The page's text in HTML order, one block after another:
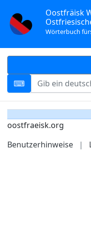
Oostfräisk
Wörterbuch
oostfraeisk.org
Benutzerhinweise
|